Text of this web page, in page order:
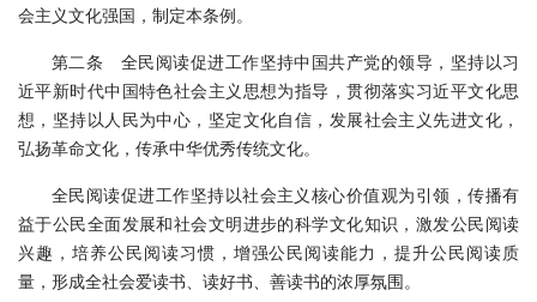
会主义文化强国，制定本条例。
第二条 全民阅读促进工作坚持中国共产党的领导，坚持以习
近平新时代中国特色社会主义思想为指导，贯彻落实习近平文化思
想，坚持以人民为中心，坚定文化自信，发展社会主义先进文化，
弘扬革命文化，传承中华优秀传统文化。
全民阅读促进工作坚持以社会主义核心价值观为引领，传播有
益于公民全面发展和社会文明进步的科学文化知识，激发公民阅读
兴趣，培养公民阅读习惯，增强公民阅读能力，提升公民阅读质
量，形成全社会爱读书、读好书、善读书的浓厚氛围。